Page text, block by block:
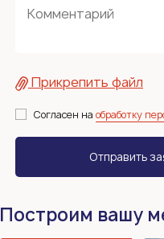
Прикрепить файл
Согласен на обработку
Построим вашу